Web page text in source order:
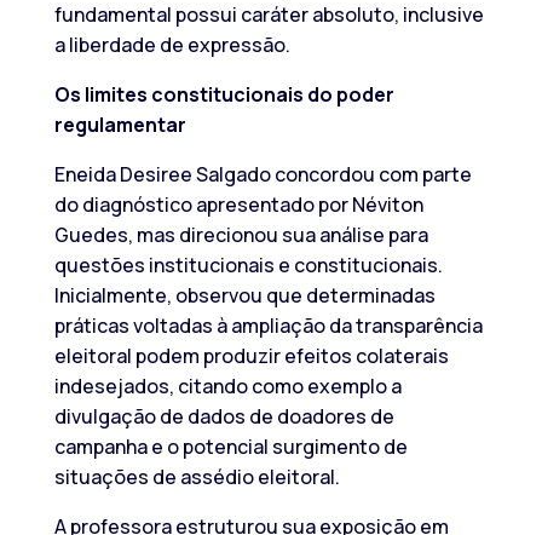
fundamental possui caráter absoluto, inclusive
a liberdade de expressão.
Os limites constitucionais do poder
regulamentar
Eneida Desiree Salgado concordou com parte
do diagnóstico apresentado por Néviton
Guedes, mas direcionou sua análise para
questões institucionais e constitucionais.
Inicialmente, observou que determinadas
práticas voltadas à ampliação da transparência
eleitoral podem produzir efeitos colaterais
indesejados, citando como exemplo a
divulgação de dados de doadores de
campanha e o potencial surgimento de
situações de assédio eleitoral.
A professora estruturou sua exposição em